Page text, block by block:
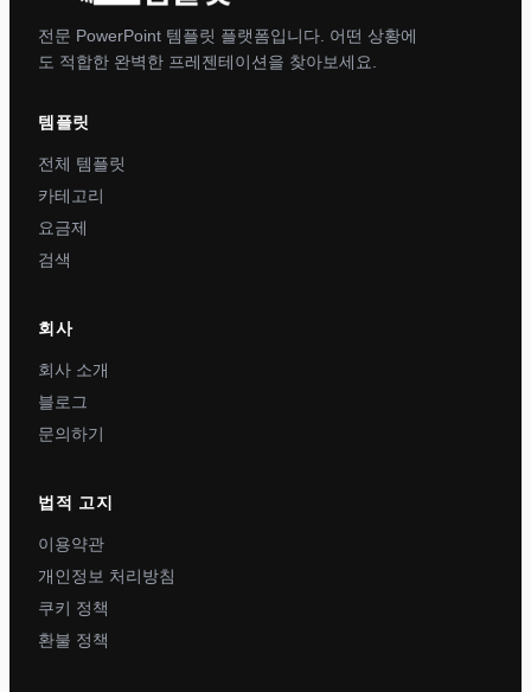
전문 PowerPoint 템플릿 플랫폼입니다. 어떤 상황에
도 적합한 완벽한 프레젠테이션을 찾아보세요.
템플릿
전체 템플릿
카테고리
요금제
검색
회사
회사 소개
블로그
문의하기
법적 고지
이용약관
개인정보 처리방침
쿠키 정책
환불 정책